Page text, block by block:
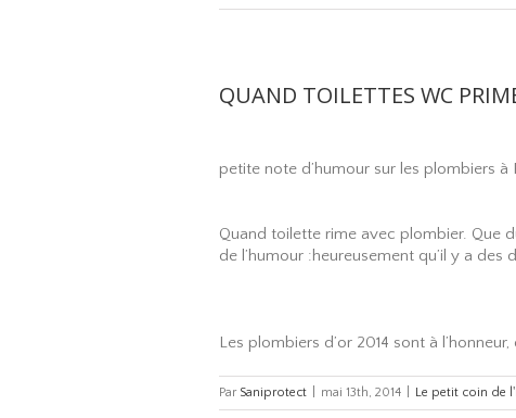
QUAND TOILETTES WC
petite note d’humour sur les plombiers à
Quand toilette rime avec plombier. Que
de l’humour :heureusement qu’il y a
Les plombiers d’or 2014 sont à l’honneur,
Par Saniprotect mai 13th, 2014 Le petit coin de